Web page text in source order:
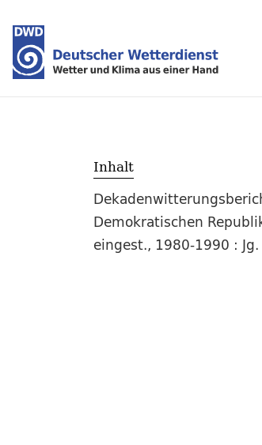
Inhalt
Demokratischen
eingest., 1980-1990 :